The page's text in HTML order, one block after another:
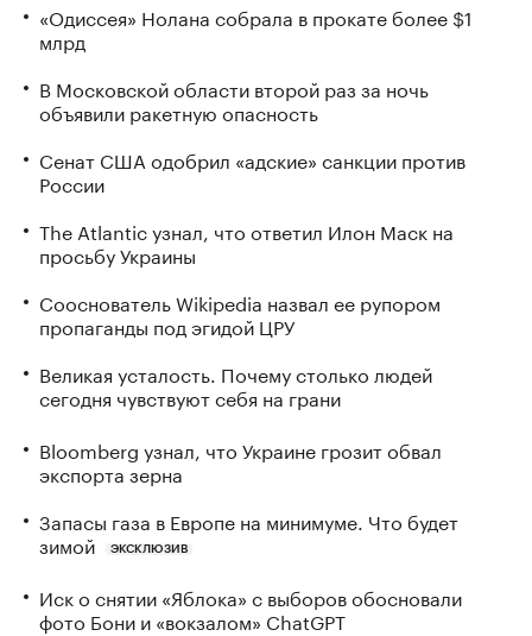
«Одиссея» Нолана собрала в прокате более $1
млрд
В Московской области второй раз за ночь
объявили ракетную опасность
Сенат США одобрил «адские» санкции против
России
The Atlantic узнал, что ответил Илон Маск на
просьбу Украины
Сооснователь Wikipedia назвал ее рупором
пропаганды под эгидой ЦРУ
Великая усталость. Почему столько людей
сегодня чувствуют себя на грани
Bloomberg узнал, что Украине грозит обвал
экспорта зерна
Запасы газа в Европе на минимуме. Что будет
зимой
ЭКСКЛЮЗИВ
Иск о снятии «Яблока» с выборов обосновали
фото Бони и «вокзалом» ChatGPT